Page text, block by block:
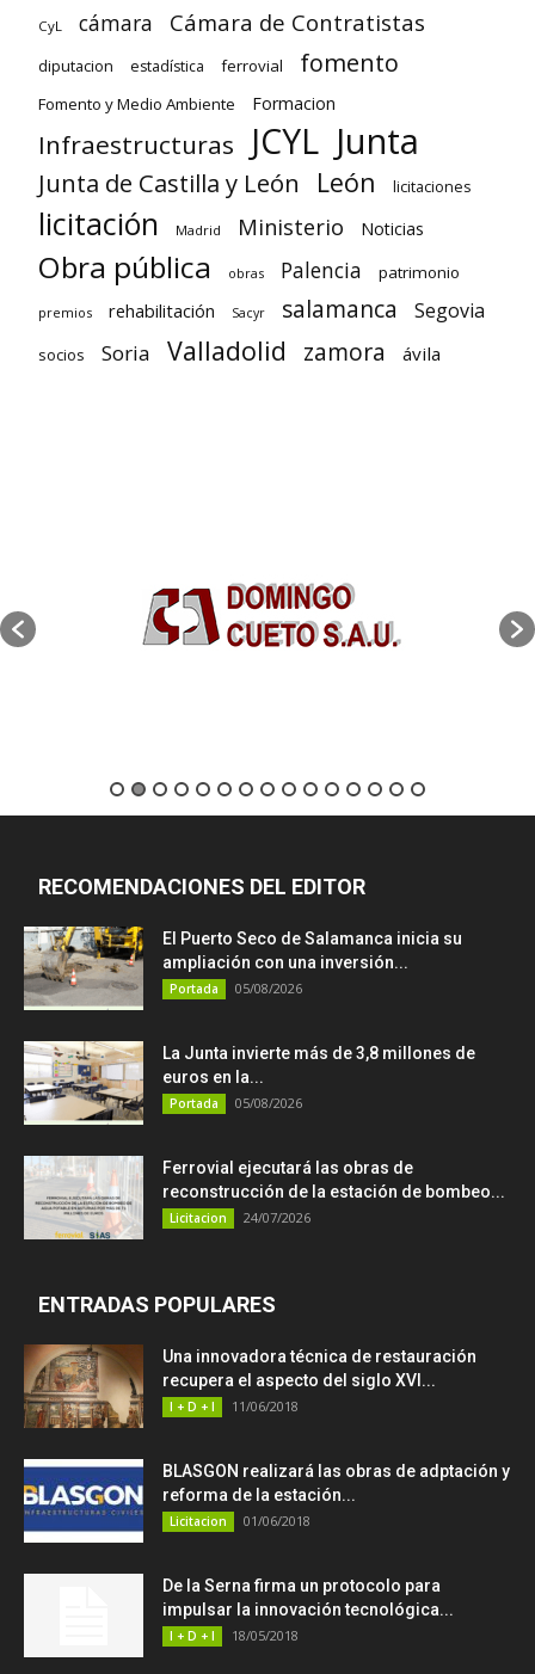
CyL cámara Cámara de Contratistas
diputacion estadística ferrovial fomento
Fomento y Medio Ambiente Formacion
Infraestructuras JCYL Junta
Junta de Castilla y León León licitaciones
licitación Madrid Ministerio Noticias
Obra pública obras Palencia patrimonio
premios rehabilitación Sacyr salamanca Segovia
socios Soria Valladolid zamora ávila
RECOMENDACIONES DEL EDITOR
El Puerto Seco de Salamanca inicia su
ampliación con una inversión...
Portada 05/08/2026
La Junta invierte más de 3,8 millones de
euros en la...
Portada 05/08/2026
Ferrovial ejecutará las obras de
reconstrucción de la estación de bombeo...
Licitacion 24/07/2026
ENTRADAS POPULARES
Una innovadora técnica de restauración
recupera el aspecto del siglo XVI...
I + D + I 11/06/2018
BLASGON realizará las obras de adptación y
reforma de la estación...
Licitacion 01/06/2018
De la Serna firma un protocolo para
impulsar la innovación tecnológica...
I + D + I 18/05/2018